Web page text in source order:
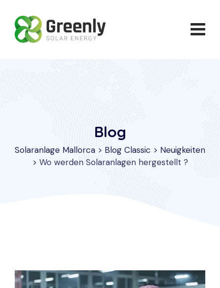
content
Blog
Solaranlage Mallorca > Blog Classic > Neuigkeiten
> Wo werden Solaranlagen hergestellt ?